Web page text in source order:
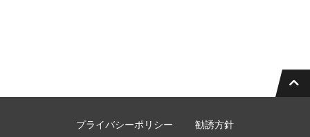
プライバシーポリシー 勧誘方針